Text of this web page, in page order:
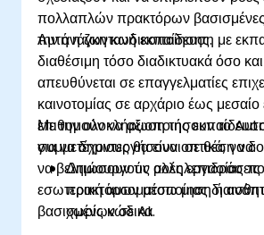
πολλαπλών πρακτόρων
την ανάγκη κωδικοποίησης.
Αυτή η ζωντανή εκπαίδευση με
διαθέσιμη τόσο διαδικτυακά όσο
απευθύνεται σε επαγγελματίες
καινοτομίας σε αρχάριο έως
επιθυμούν να αξιοποιήσουν το
για να δημιουργήσουν οπτικά, να
να βελτιώσουν τις
εσωτερική αυτοματοποίηση ή
βασισμένων σε AI.
Με την ολοκλήρωση της
συμμετέχοντες θα είναι σε θέση να:
Δημιουργούν ροές εργασίας
πρακτόρων μέσω μιας
χωρίς κώδικα.